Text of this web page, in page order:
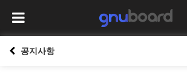
공지사항